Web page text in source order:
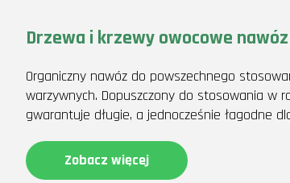
Drzewa i krzewy owocowe
Organiczny nawóz do powszechnego
warzywnych. Dopuszczony do stosowania w
gwarantuje długie, a jednocześnie łagodne
Zobacz więcej